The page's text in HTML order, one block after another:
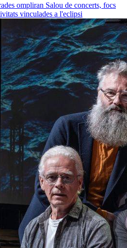
ompliran Salou de concerts, focs
vinculades a l'eclipsi